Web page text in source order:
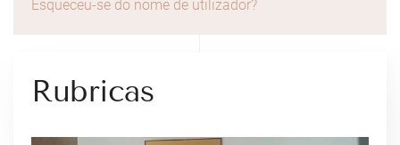
Esqueceu-se do nome de utilizador?
Rubricas